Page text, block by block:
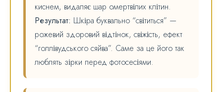
киснем, видаляє шар омертвілих клітин.
Результат: Шкіра буквально “світиться” —
рожевий здоровий відтінок, свіжість, ефект
“голлівудського сяйва”. Саме за це його так
люблять зірки перед фотосесіями.